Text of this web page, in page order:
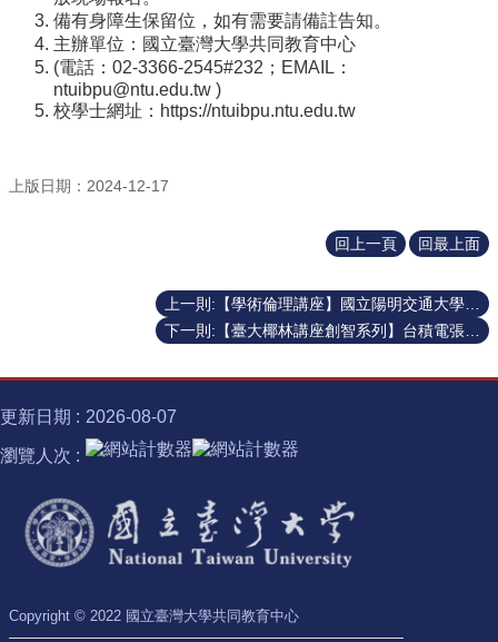
務
資
源
校
學
大
林
講
座
貝
備有身障生保留位，如有需要請備註告知。
主辦單位：國立臺灣大學共同教育中心
(電話：02-3366-2545#232；EMAIL：
ntuibpu@ntu.edu.tw )
校學士網址：https://ntuibpu.ntu.edu.tw
上版日期：2024-12-17
回上一頁 回最上面
更新日期 2026-08-07
瀏覽人次
Copyright © 2022 國立臺灣大學共同教育中心